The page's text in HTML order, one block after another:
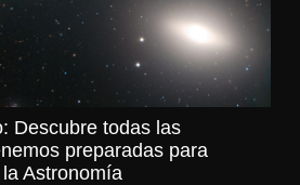
Descubre todas las
preparadas para
Astronomía